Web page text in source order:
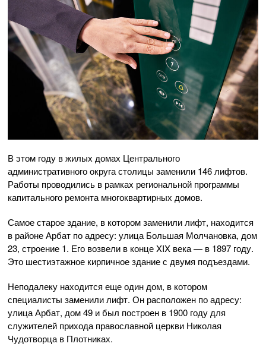
В этом году в жилых домах Центрального
административного округа столицы заменили 146 лифтов.
Работы проводились в рамках региональной программы
капитального ремонта многоквартирных домов.
Самое старое здание, в котором заменили лифт, находится
в районе Арбат по адресу: улица Большая Молчановка, дом
23, строение 1. Его возвели в конце XIX века — в 1897 году.
Это шестиэтажное кирпичное здание с двумя подъездами.
Неподалеку находится еще один дом, в котором
специалисты заменили лифт. Он расположен по адресу:
улица Арбат, дом 49 и был построен в 1900 году для
служителей прихода православной церкви Николая
Чудотворца в Плотниках.